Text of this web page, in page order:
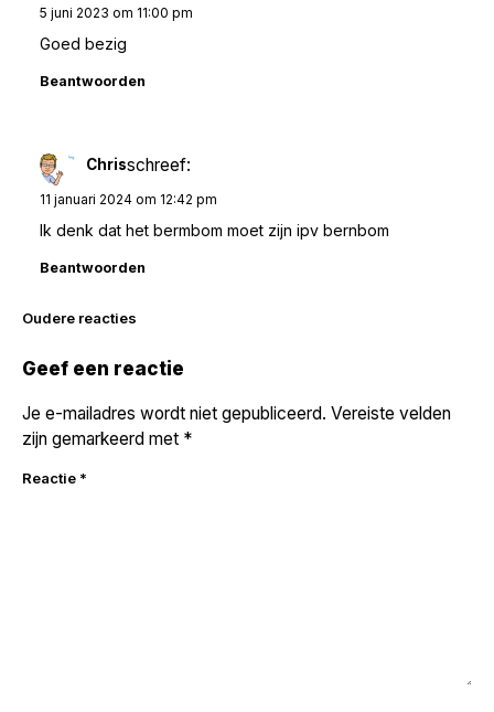
5 juni 2023 om 11:00 pm
Goed bezig
Beantwoorden
Chrisschreef:
11 januari 2024 om 12:42 pm
Ik denk dat het bermbom moet zijn ipv bernbom
Beantwoorden
Reacties
navigatie
Oudere reacties
Geef een reactie
Je e-mailadres wordt niet gepubliceerd. Vereiste velden
zijn gemarkeerd met *
Reactie *